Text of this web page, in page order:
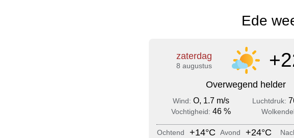
Ede
zaterdag
8 augustus
Overwegend helder
Wind: O, 1.7 m/s Luchtdruk:
Vochtigheid: 46 %
Ochtend +14°C Avond +24°C